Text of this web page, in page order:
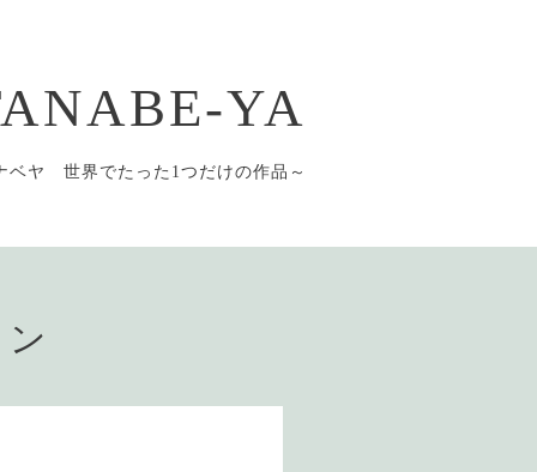
YA
ベヤ 世界でたった1つだけの作品～